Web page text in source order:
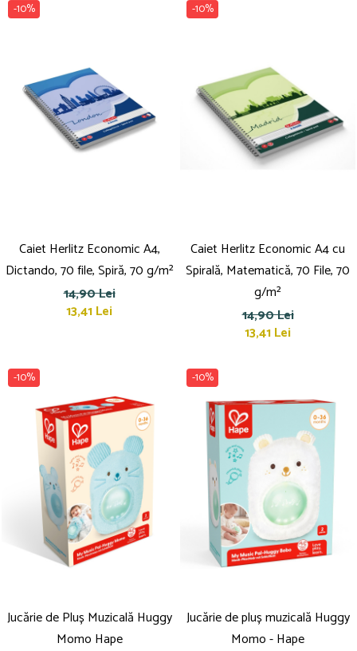
-10%
Caiet Herlitz Economic A4,
Dictando, 70 file, Spiră, 70 g/m²
14,90 Lei
13,41 Lei
-10%
Caiet Herlitz Economic A4 cu
Spirală, Matematică, 70 File, 70
g/m²
14,90 Lei
13,41 Lei
-10%
Jucărie de Pluș Muzicală Huggy
Momo Hape
-10%
Jucărie de pluș muzicală Huggy
Momo - Hape